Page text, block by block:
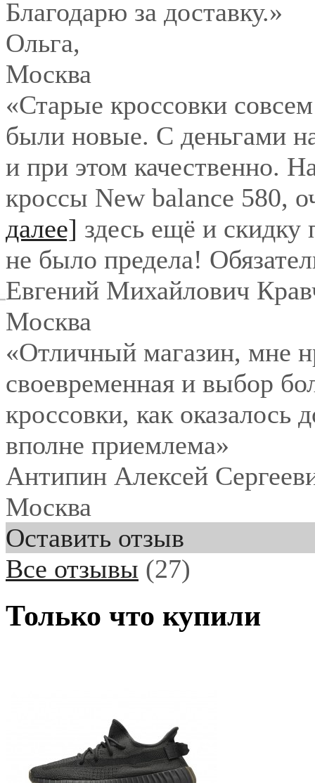
Благодарю за доставку.»
Ольга,
Москва
«Старые кроссовки
были новые. С деньгами
и при этом качественно.
кроссы New balance 580,
далее] здесь ещё и
не было предела!
Евгений Михайлович
Москва
«Отличный магазин, мне
своевременная и выбор
кроссовки, как оказалось
вполне приемлема»
Антипин Алексей
Москва
Оставить отзыв
Все отзывы (27)
Только что купили